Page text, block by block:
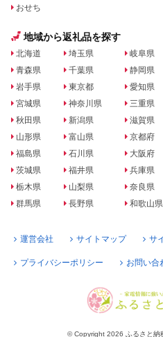
おせち
地域から返礼品を探す
北海道
青森県
岩手県
宮城県
秋田県
山形県
福島県
茨城県
栃木県
群馬県
埼玉県
千葉県
東京都
神奈川県
新潟県
富山県
石川県
福井県
山梨県
長野県
岐阜県
静岡県
愛知県
三重県
滋賀県
京都府
大阪府
兵庫県
奈良県
和歌山県
運営会社 サイトマップ サ
プライバシーポリシー お問い合
© Copyright 2026 ふるさと納